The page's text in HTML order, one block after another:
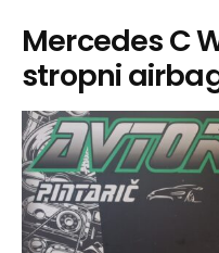
Mercedes C
stropni airbag